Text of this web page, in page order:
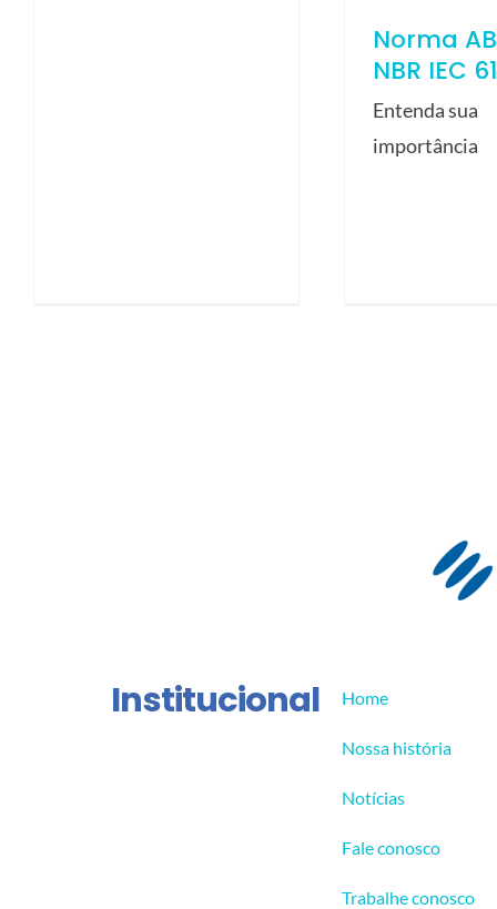
Norma
NBR IEC
Entenda sua
importância
Institucional Home
Nossa história
Notícias
Fale conosco
Trabalhe conosco